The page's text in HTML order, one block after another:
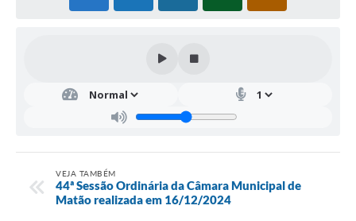
VEJA TAMBÉM
44ª Sessão Ordinária da Câmara Municipal de
Matão realizada em 16/12/2024